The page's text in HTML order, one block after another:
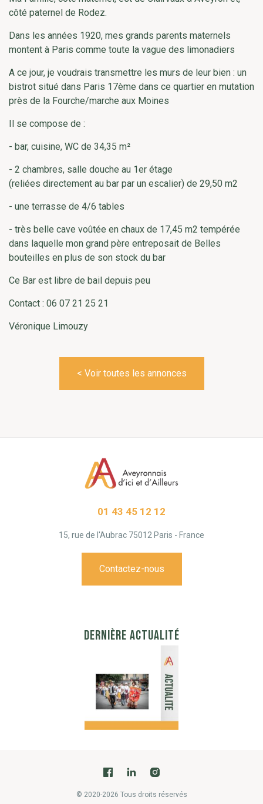
côté paternel de Rodez.
Dans les années 1920, mes grands parents maternels
montent à Paris comme toute la vague des limonadiers
A ce jour, je voudrais transmettre les murs de leur bien : un
bistrot situé dans Paris 17ème dans ce quartier en mutation
près de la Fourche/marche aux Moines
Il se compose de :
- bar, cuisine, WC de 34,35 m²
- 2 chambres, salle douche au 1er étage
(reliées directement au bar par un escalier) de 29,50 m2
- une terrasse de 4/6 tables
- très belle cave voûtée en chaux de 17,45 m2 tempérée
dans laquelle mon grand père entreposait de Belles
bouteilles en plus de son stock du bar
Ce Bar est libre de bail depuis peu
Contact : 06 07 21 25 21
Véronique Limouzy
< Voir toutes les annonces
01 43 45 12 12
15, rue de l'Aubrac 75012 Paris - France
Contactez-nous
DERNIÈRE ACTUALITÉ
© 2020-2026 Tous droits réservés